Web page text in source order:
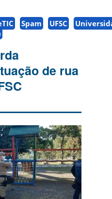
Spam UFSC
de rua